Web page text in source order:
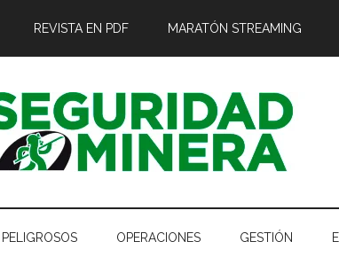
REVISTA EN PDF MARATÓN STREAMING
OPERACIONES GESTIÓN